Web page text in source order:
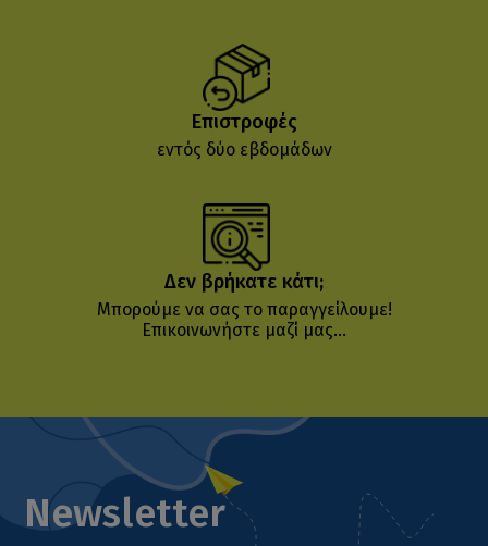
Επιστροφές
εντός δύο εβδομάδων
Δεν βρήκατε κάτι;
Μπορούμε να σας το παραγγείλουμε!
Επικοινωνήστε μαζί μας...
Newsletter